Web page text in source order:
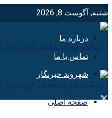
شنبه, آگوست 8, 2026
درباره ما
تماس با ما
شهروند خبرنگار
صفحه اصلی